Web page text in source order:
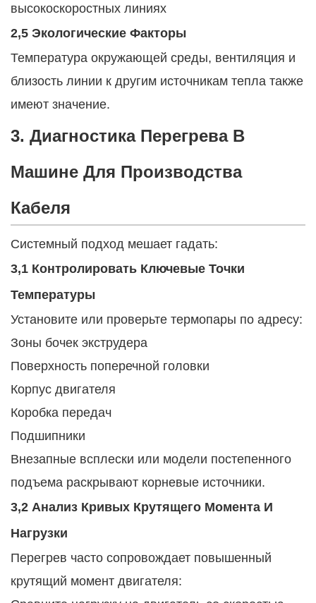
высокоскоростных линиях
2,5 Экологические Факторы
Температура окружающей среды, вентиляция и
близость линии к другим источникам тепла также
имеют значение.
3. Диагностика Перегрева В
Машине Для Производства
Кабеля
Системный подход мешает гадать:
3,1 Контролировать Ключевые Точки
Температуры
Установите или проверьте термопары по адресу:
Зоны бочек экструдера
Поверхность поперечной головки
Корпус двигателя
Коробка передач
Подшипники
Внезапные всплески или модели постепенного
подъема раскрывают корневые источники.
3,2 Анализ Кривых Крутящего Момента И
Нагрузки
Перегрев часто сопровождает повышенный
крутящий момент двигателя: